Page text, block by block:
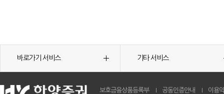
바로가기 서비스 기타 서비스
보호금융상품등록부 공동인증안내 이용